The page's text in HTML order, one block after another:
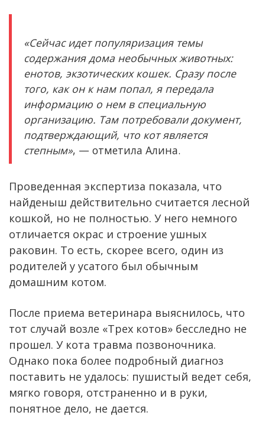
«Сейчас идет популяризация темы
содержания дома необычных животных:
енотов, экзотических кошек. Сразу после
того, как он к нам попал, я передала
информацию о нем в специальную
организацию. Там потребовали документ,
подтверждающий, что кот является
степным», — отметила Алина.
Проведенная экспертиза показала, что
найденыш действительно считается лесной
кошкой, но не полностью. У него немного
отличается окрас и строение ушных
раковин. То есть, скорее всего, один из
родителей у усатого был обычным
домашним котом.
После приема ветеринара выяснилось, что
тот случай возле «Трех котов» бесследно не
прошел. У кота травма позвоночника.
Однако пока более подробный диагноз
поставить не удалось: пушистый ведет себя,
мягко говоря, отстраненно и в руки,
понятное дело, не дается.